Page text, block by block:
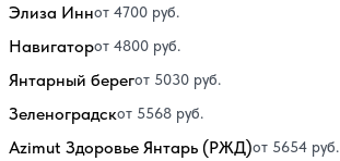
Элиза Иннот 4700 руб.
Навигаторот 4800 руб.
Янтарный берегот 5030 руб.
Зеленоградскот 5568 руб.
Azimut Здоровье Янтарь (РЖД)от 5654 руб.